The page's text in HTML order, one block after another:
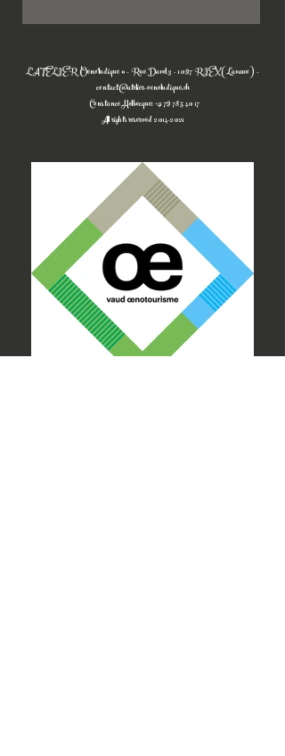
L'ATELIER Oeno'ludique © - Rue Davel 3 - 1097 RIEX (Lavaux) -
contact@atelier-oenoludique.ch
Constance Helbecque:+41 79 785 40 17
All rights reserved2014-2021